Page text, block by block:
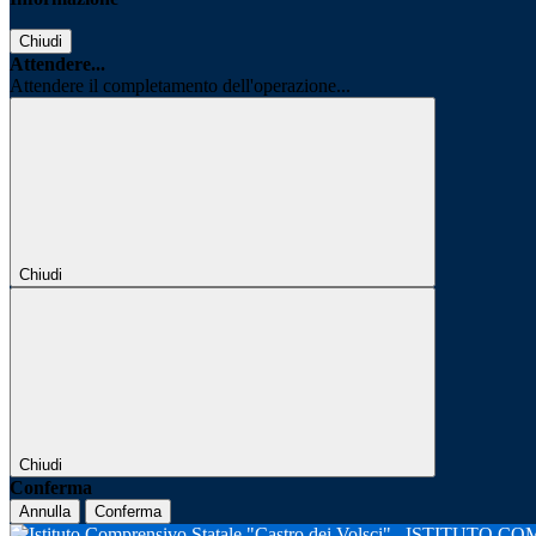
Chiudi
Attendere...
Attendere il completamento dell'operazione...
Chiudi
Chiudi
Conferma
Annulla Conferma